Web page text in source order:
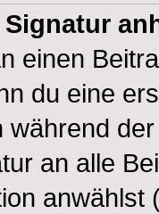
einen
du eine
während
an alle
anwählst